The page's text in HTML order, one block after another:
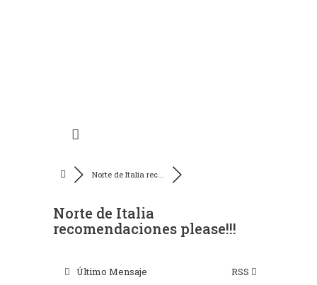
Norte de Italia rec...
Norte de Italia
recomendaciones please!!!
Último Mensaje RSS